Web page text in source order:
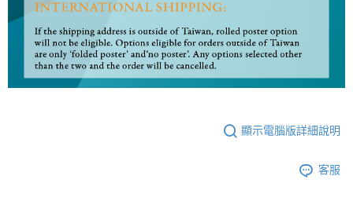
顯示電腦版詳細說明
客服